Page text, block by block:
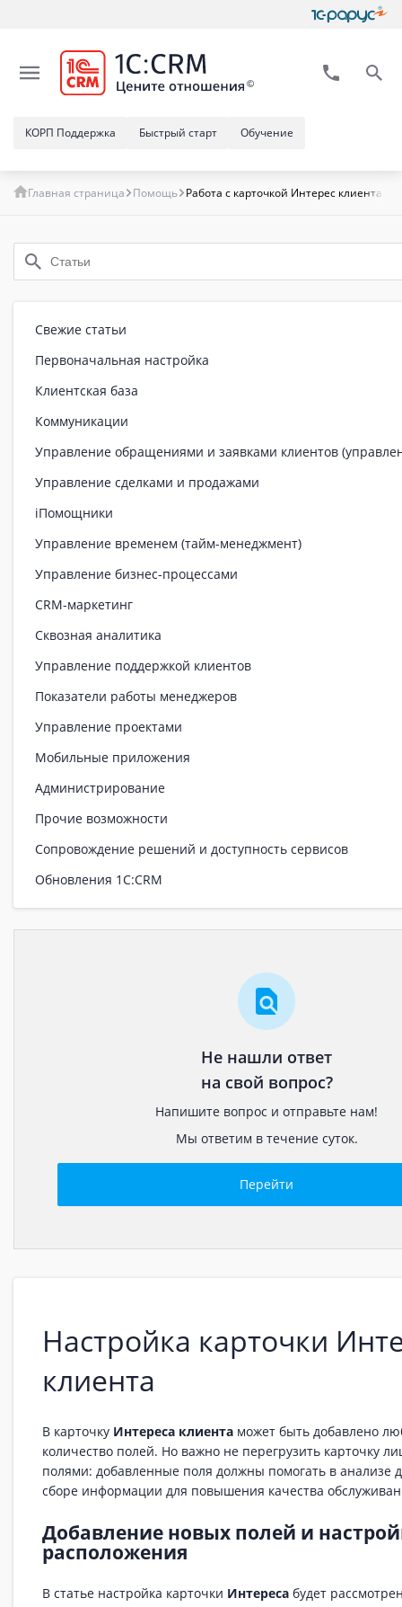
Обучение
Быстрый старт
КОРП Поддержка
Главная страница Помощь Работа с карточкой Интерес клиента в
Настройка карточки
клиента
В карточку Интереса клиента может быть добавлено
количество полей. Но важно не перегрузить карточку
полями: добавленные поля должны помогать в анализе
сборе информации для повышения качества
Добавление новых полей и
расположения
В статье настройка карточки Интереса будет
Свежие статьи
Первоначальная настройка
Клиентская база
Коммуникации
Управление обращениями и заявками клиентов
Управление сделками и продажами
iПомощники
Управление временем (тайм-менеджмент)
Управление бизнес-процессами
CRM-маркетинг
Сквозная аналитика
Управление поддержкой клиентов
Показатели работы менеджеров
Управление проектами
Мобильные приложения
Администрирование
Прочие возможности
Сопровождение решений и доступность сервисов
Обновления 1С:CRM
Не нашли ответ
на свой вопрос?
Напишите вопрос и отправьте нам!
Мы ответим в течение суток.
Перейти